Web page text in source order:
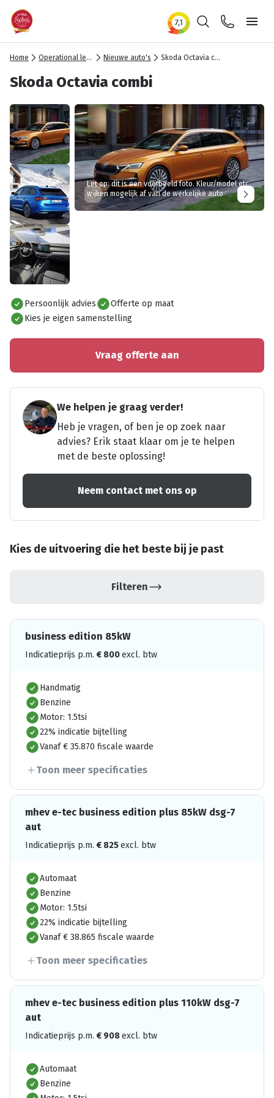
ZoekenContact
Home Operational lease Nieuwe auto's Skoda Octavia combi
Skoda Octavia combi
Alles bekijken
Let op: dit is een voorbeeld foto. Kleur/model etc
wijken mogelijk af van de werkelijke auto
Persoonlijk advies
Offerte op maat
Kies je eigen samenstelling
Vraag offerte aan
We helpen je graag verder!
Heb je vragen, of ben je op zoek naar
advies? Erik staat klaar om je te helpen
met de beste oplossing!
Neem contact met ons op
Kies de uitvoering die het beste bij je past
Filteren
business edition 85kW
Indicatieprijs p.m. € 800excl. btw
Handmatig
Benzine
Motor: 1.5tsi
22% indicatie bijtelling
Vanaf € 35.870 fiscale waarde
Toon meer specificaties
mhev e-tec business edition plus 85kW dsg-7
aut
Indicatieprijs p.m. € 825excl. btw
Automaat
Benzine
Motor: 1.5tsi
22% indicatie bijtelling
Vanaf € 38.865 fiscale waarde
Toon meer specificaties
mhev e-tec business edition plus 110kW dsg-7
aut
Indicatieprijs p.m. € 908excl. btw
Automaat
Benzine